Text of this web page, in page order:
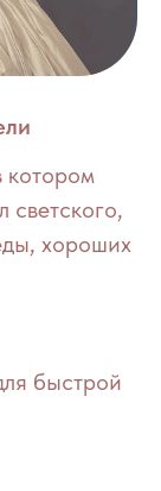
хороших
быстрой